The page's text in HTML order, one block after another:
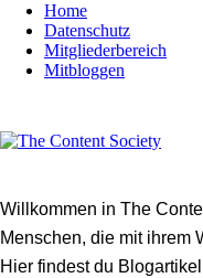
Home
Datenschutz
Mitgliederbereich
Mitbloggen
Willkommen in The
Menschen, die mit ihrem
Hier findest du